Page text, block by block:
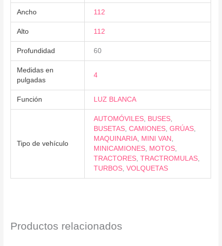
Ancho 112
Alto 112
Profundidad 60
Medidas en
pulgadas
4
Función LUZ BLANCA
Tipo de vehículo
AUTOMÓVILES, BUSES,
BUSETAS,CAMIONES,GRÚAS,
MAQUINARIA, MINI VAN ,
MINICAMIONES, MOTOS,
TRACTORES,TRACTROMULAS,
TURBOS,VOLQUETAS
Productos relacionados